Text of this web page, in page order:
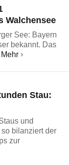
Walchensee
See: Bayern
bekannt. Das
Mehr
Stau:
und
bilanziert der
zur